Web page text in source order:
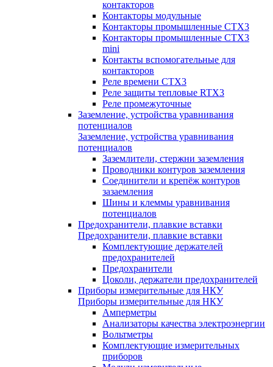
контакторов
Контакторы модульные
Контакторы промышленные CTX3
Контакторы промышленные CTX3
mini
Контакты вспомогательные для
контакторов
Реле времени CTX3
Реле защиты тепловые RTX3
Реле промежуточные
Заземление, устройства уравнивания
потенциалов
Заземление, устройства уравнивания
потенциалов
Заземлители, стержни заземления
Проводники контуров заземления
Соединители и крепёж контуров
зазаемления
Шины и клеммы уравнивания
потенциалов
Предохранители, плавкие вставки
Предохранители, плавкие вставки
Комплектующие держателей
предохранителей
Предохранители
Цоколи, держатели предохранителей
Приборы измерительные для НКУ
Приборы измерительные для НКУ
Амперметры
Анализаторы качества электроэнергии
Вольтметры
Комплектующие измерительных
приборов